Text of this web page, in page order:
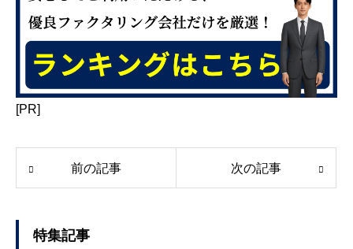
[PR]
前の記事 次の記事
特集記事